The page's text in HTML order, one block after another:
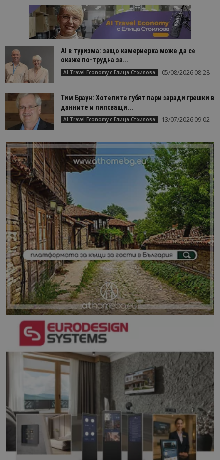
AI в туризма: защо камериерка може да се
окаже по-трудна за...
AI Travel Economy с Елица Стоилова 05/08/2026 08:28
Тим Браун: Хотелите губят пари заради грешки в
данните и липсващи...
AI Travel Economy с Елица Стоилова 13/07/2026 09:02